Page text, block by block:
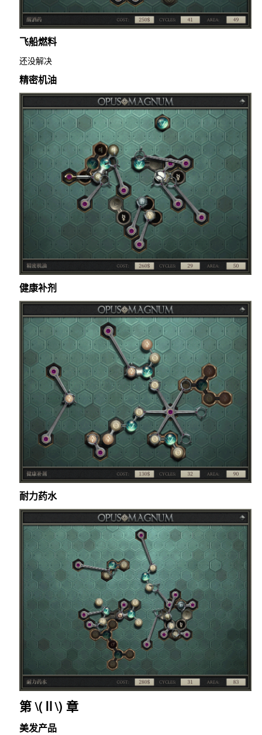
飞船燃料
还没解决
精密机油
健康补剂
耐力药水
第\(Ⅱ\) 章
美发产品